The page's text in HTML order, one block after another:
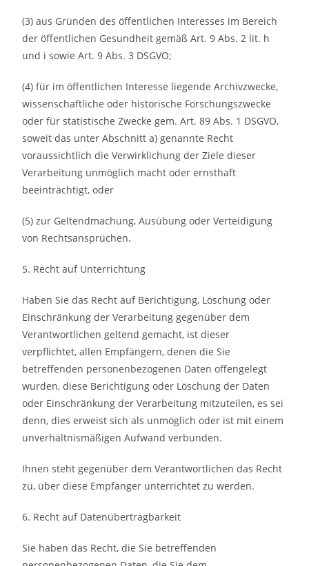
(3) aus Gründen des öffentlichen Interesses im Bereich
der öffentlichen Gesundheit gemäß Art. 9 Abs. 2 lit. h
und i sowie Art. 9 Abs. 3 DSGVO;
(4) für im öffentlichen Interesse liegende Archivzwecke,
wissenschaftliche oder historische Forschungszwecke
oder für statistische Zwecke gem. Art. 89 Abs. 1 DSGVO,
soweit das unter Abschnitt a) genannte Recht
voraussichtlich die Verwirklichung der Ziele dieser
Verarbeitung unmöglich macht oder ernsthaft
beeinträchtigt, oder
(5) zur Geltendmachung, Ausübung oder Verteidigung
von Rechtsansprüchen.
5. Recht auf Unterrichtung
Haben Sie das Recht auf Berichtigung, Löschung oder
Einschränkung der Verarbeitung gegenüber dem
Verantwortlichen geltend gemacht, ist dieser
verpflichtet, allen Empfängern, denen die Sie
betreffenden personenbezogenen Daten offengelegt
wurden, diese Berichtigung oder Löschung der Daten
oder Einschränkung der Verarbeitung mitzuteilen, es sei
denn, dies erweist sich als unmöglich oder ist mit einem
unverhältnismäßigen Aufwand verbunden.
Ihnen steht gegenüber dem Verantwortlichen das Recht
zu, über diese Empfänger unterrichtet zu werden.
6. Recht auf Datenübertragbarkeit
Sie haben das Recht, die Sie betreffenden